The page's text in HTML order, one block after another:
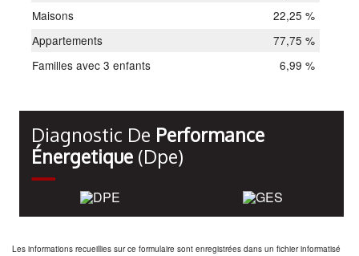
Maisons
22,25 %
Appartements
77,75 %
Familles avec 3 enfants
6,99 %
Diagnostic De Performance
Énergetique (dpe)
Les informations recueillies sur ce formulaire sont enregistrées dans un fichier informatisé